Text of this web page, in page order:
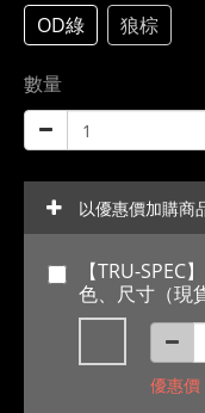
OD綠
狼棕
數量
以優惠價加購商
【TRU-
色、尺寸（現
優惠